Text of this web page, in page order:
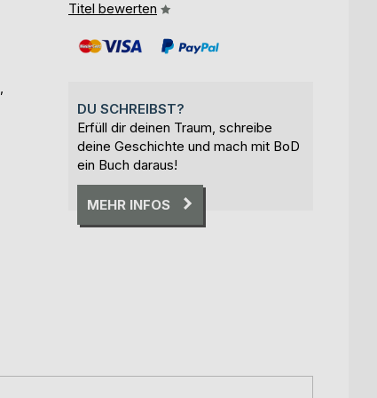
Titel bewerten
DU SCHREIBST?
Erfüll dir deinen Traum, schreibe
deine Geschichte und mach mit BoD
ein Buch daraus!
MEHR INFOS